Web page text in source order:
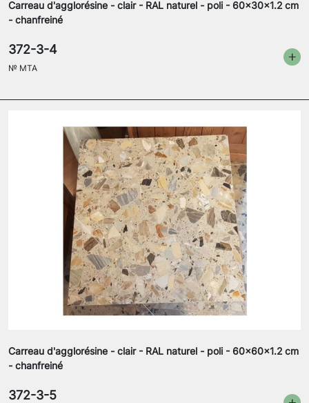
Carreau d'agglorésine - clair - RAL naturel - poli - 60x30x1.2 cm
- chanfreiné
372-3-4
№ MTA
Carreau d'agglorésine - clair - RAL naturel - poli - 60x60x1.2 cm
- chanfreiné
372-3-5